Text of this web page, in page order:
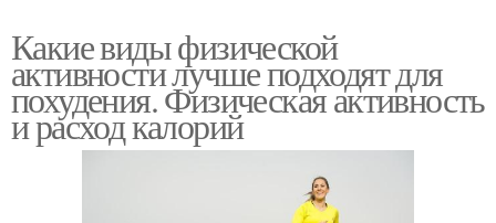
Какие виды физической
активности лучше подходят для
похудения. Физическая активность
и расход калорий